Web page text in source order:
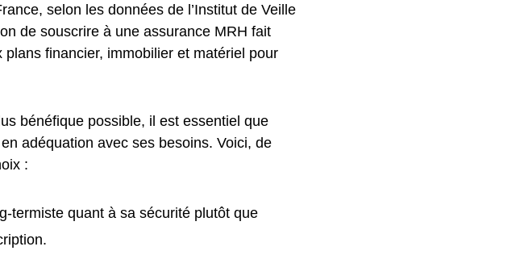
selon les données de l’Institut de Veille
de souscrire à une assurance MRH fait
financier, immobilier et matériel pour
bénéfique possible, il est essentiel que
adéquation avec ses besoins. Voici, de
:
termiste quant à sa sécurité plutôt que